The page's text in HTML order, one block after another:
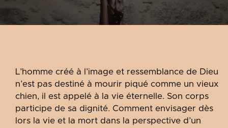
L’homme créé à l’image et ressemblance de Dieu
n’est pas destiné à mourir piqué comme un vieux
chien, il est appelé à la vie éternelle. Son corps
participe de sa dignité. Comment envisager dès
lors la vie et la mort dans la perspective d’un